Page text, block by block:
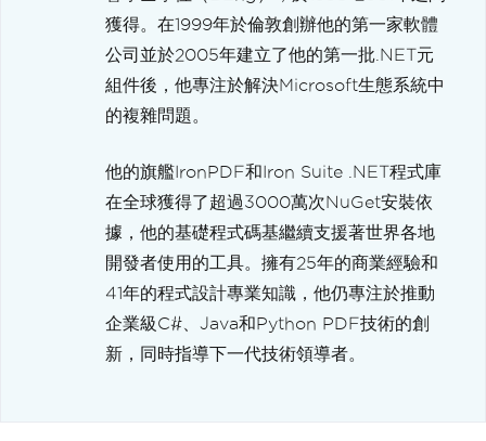
獲得。在1999年於倫敦創辦他的第一家軟體
公司並於2005年建立了他的第一批.NET元
組件後，他專注於解決Microsoft生態系統中
的複雜問題。
他的旗艦IronPDF和Iron Suite .NET程式庫
在全球獲得了超過3000萬次NuGet安裝依
據，他的基礎程式碼基繼續支援著世界各地
開發者使用的工具。擁有25年的商業經驗和
41年的程式設計專業知識，他仍專注於推動
企業級C#、Java和Python PDF技術的創
新，同時指導下一代技術領導者。